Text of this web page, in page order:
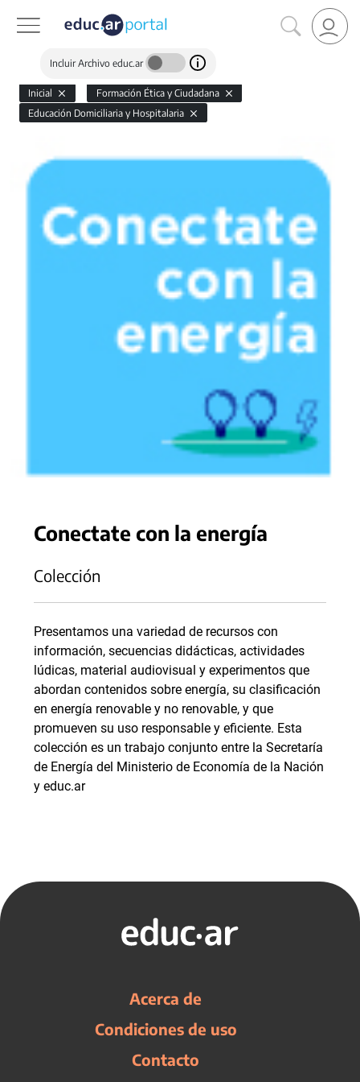
Incluir Archivo educ.ar
Inicial
Formación Ética y Ciudadana
Educación Domiciliaria y Hospitalaria
Conectate con la energía
Colección
Presentamos una variedad de recursos con
información, secuencias didácticas, actividades
lúdicas, material audiovisual y experimentos que
abordan contenidos sobre energía, su clasificación
en energía renovable y no renovable, y que
promueven su uso responsable y eficiente. Esta
colección es un trabajo conjunto entre la Secretaría
de Energía del Ministerio de Economía de la Nación
y educ.ar
Acerca de
Condiciones de uso
Contacto